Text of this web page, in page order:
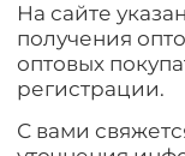
арт.GC-VS-MН
На сайте
получения
оптовых
регистрации.
С вами